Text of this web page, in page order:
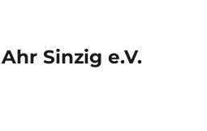
Sinzig e.V.